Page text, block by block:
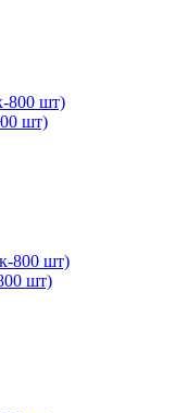
шт)
шт)